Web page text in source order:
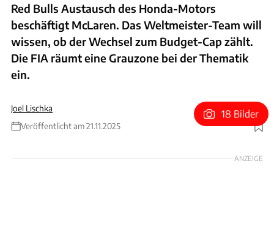
Red Bulls Austausch des Honda-Motors
beschäftigt McLaren. Das Weltmeister-Team will
wissen, ob der Wechsel zum Budget-Cap zählt.
Die FIA räumt eine Grauzone bei der Thematik
ein.
Joel Lischka
Veröffentlicht am 21.11.2025
Foto: Jean Carniel via Getty Images
18 Bilder
ANZEIGE